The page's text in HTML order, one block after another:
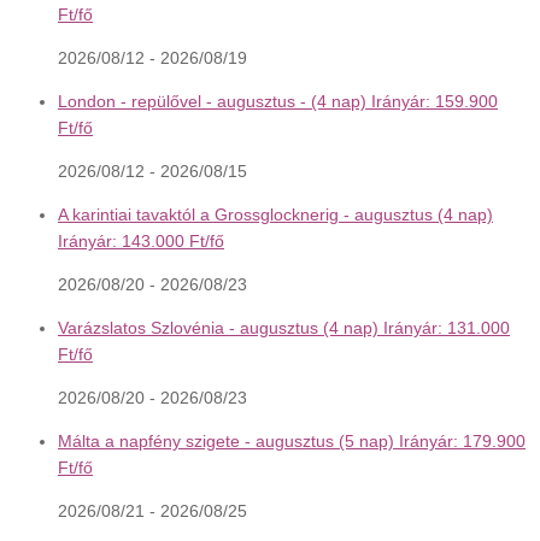
Ft/fő
2026/08/12 - 2026/08/19
London - repülővel - augusztus - (4 nap) Irányár: 159.900
Ft/fő
2026/08/12 - 2026/08/15
A karintiai tavaktól a Grossglocknerig - augusztus (4 nap)
Irányár: 143.000 Ft/fő
2026/08/20 - 2026/08/23
Varázslatos Szlovénia - augusztus (4 nap) Irányár: 131.000
Ft/fő
2026/08/20 - 2026/08/23
Málta a napfény szigete - augusztus (5 nap) Irányár: 179.900
Ft/fő
2026/08/21 - 2026/08/25